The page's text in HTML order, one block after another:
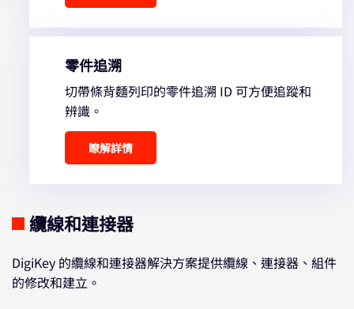
零件追溯
切帶條背麵列印的零件追溯 ID 可方便追蹤和
辨識。
瞭解詳情
纜線和連接器
DigiKey 的纜線和連接器解決方案提供纜線、連接器、組件
的修改和建立。